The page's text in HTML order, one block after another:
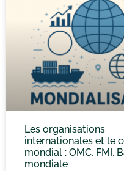
Les organisations
internationales et le
mondial : OMC, FMI,
mondiale